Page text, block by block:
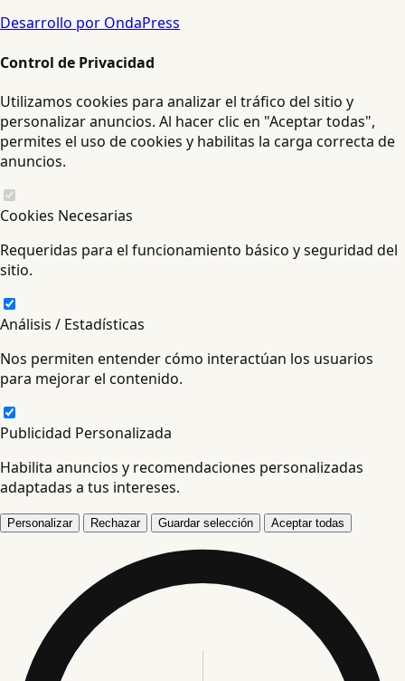
Desarrollo por OndaPress
Control de Privacidad
Utilizamos cookies para analizar el tráfico del sitio y
personalizar anuncios. Al hacer clic en "Aceptar todas",
permites el uso de cookies y habilitas la carga correcta de
anuncios.
Cookies Necesarias
Requeridas para el funcionamiento básico y seguridad del
sitio.
Análisis / Estadísticas
Nos permiten entender cómo interactúan los usuarios
para mejorar el contenido.
Publicidad Personalizada
Habilita anuncios y recomendaciones personalizadas
adaptadas a tus intereses.
Personalizar Rechazar Guardar selección Aceptar todas